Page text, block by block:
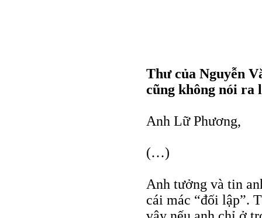
Thư của Nguyễn
cũng không nói
Anh Lữ Phương,
(…)
Anh tưởng và tin
cái mác “đối lập”.